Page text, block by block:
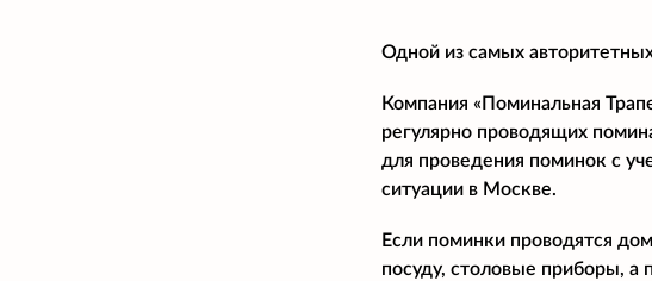
Одной из самых
Компания «Поминальная
регулярно проводящих
для проведения поминок с
ситуации в Москве.
Если поминки проводятся
посуду, столовые приборы, а